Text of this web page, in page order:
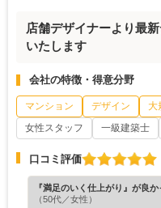
店舗デザイナーより最
いたします
会社の特徴・得意分野
マンション デザイン 大
女性スタッフ
一級建築士
口コミ評価
『満足のいく仕上がり』が良か
（50代／女性）